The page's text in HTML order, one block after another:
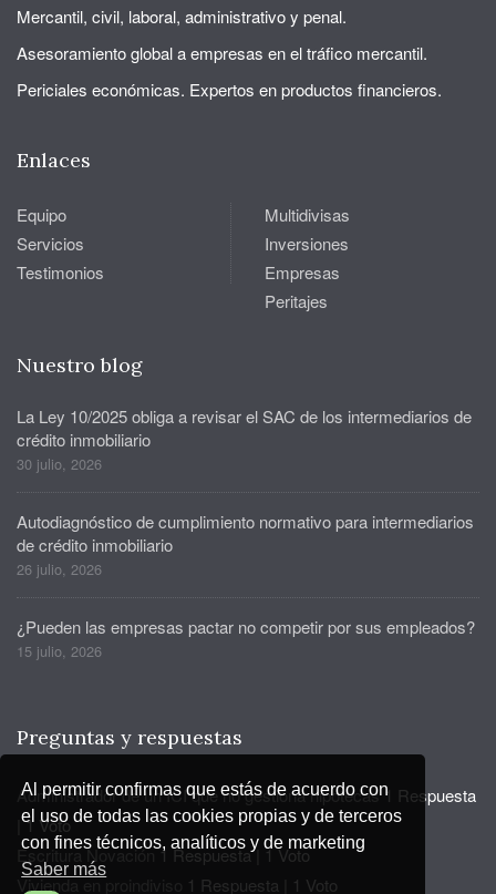
Al permitir confirmas que estás de acuerdo con
el uso de todas las cookies propias y de terceros
con fines técnicos, analíticos y de marketing
Saber más
Mercantil, civil, laboral, administrativo y penal.
Asesoramiento global a empresas en el tráfico mercantil.
Periciales económicas. Expertos en productos financieros.
Enlaces
Equipo
Servicios
Testimonios
Multidivisas
Inversiones
Empresas
Peritajes
Nuestro blog
La Ley 10/2025 obliga a revisar el SAC de los intermediarios de
crédito inmobiliario
30 julio, 2026
Autodiagnóstico de cumplimiento normativo para intermediarios
de crédito inmobiliario
26 julio, 2026
¿Pueden las empresas pactar no competir por sus empleados?
15 julio, 2026
Preguntas y respuestas
Administrador de un ICI que no gestiona hipotecas 1 Respuesta
|1 Voto
Escritura Novación1 Respuesta| 1 Voto
Vivienda en proindiviso
1 Respuesta 1 Voto